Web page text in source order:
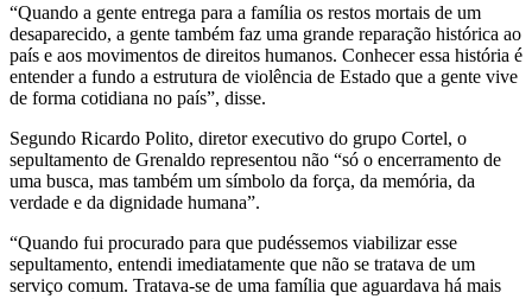
“Quando a gente entrega para a família os restos mortais de um
desaparecido, a gente também faz uma grande reparação histórica ao
país e aos movimentos de direitos humanos. Conhecer essa história é
entender a fundo a estrutura de violência de Estado que a gente vive
de forma cotidiana no país”, disse.
Segundo Ricardo Polito, diretor executivo do grupo Cortel, o
sepultamento de Grenaldo representou não “só o encerramento de
uma busca, mas também um símbolo da força, da memória, da
verdade e da dignidade humana”.
“Quando fui procurado para que pudéssemos viabilizar esse
sepultamento, entendi imediatamente que não se tratava de um
serviço comum. Tratava-se de uma família que aguardava há mais